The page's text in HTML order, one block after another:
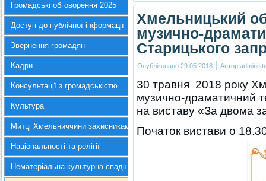
Громадські обговорення 2025
Доступ до публічної інформації
Звернення громадян
Кадри
Консультації з громадськістю
Культура
Митці Хмельниччини захисникам України
Національності та релігії
Нематеріальна культурна спадщина
Хмельницький
музично-
Старицького
Опубліковано 29.05.2018 | Автор
30 травня 2018 року
музично-драматичний
на виставу «За двома
Початок вистави о